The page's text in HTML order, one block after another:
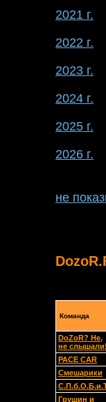
2021 г.
2022 г.
2023 г.
2024 г.
2025 г.
2026 г.
не
Команда
DoZoR? Не,
не слышали!
PACE CAR
Смешарики
Грушин и